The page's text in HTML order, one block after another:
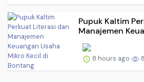
Pupuk Kaltim
Manajemen
8 hours ago 8